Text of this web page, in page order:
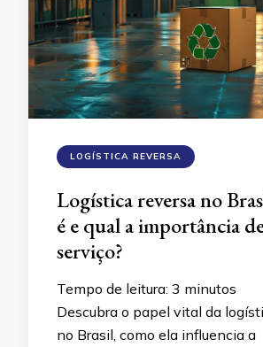
LOGÍSTICA REVERSA
Logística reversa no
é e qual a importância
serviço?
Tempo de leitura: 3 minutos
Descubra o papel vital da
no Brasil, como ela influencia a